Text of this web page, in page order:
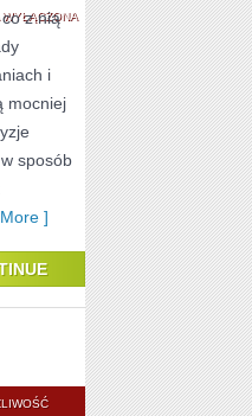
OPLA
z nią
i
mocniej
sposób
]